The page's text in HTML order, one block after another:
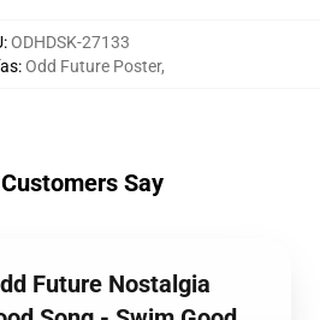
:ODHDSK-27133
:Odd Future Poster,
Say
Future Nostalgia